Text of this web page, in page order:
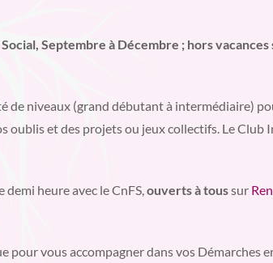
Septembre à Décembre ; hors
de niveaux (grand débutant à intermédiaire)
oublis et des projets ou jeux collectifs. Le Club
heure avec le CnFS, ouverts à toussur
pour vous accompagner dans vos Démarches